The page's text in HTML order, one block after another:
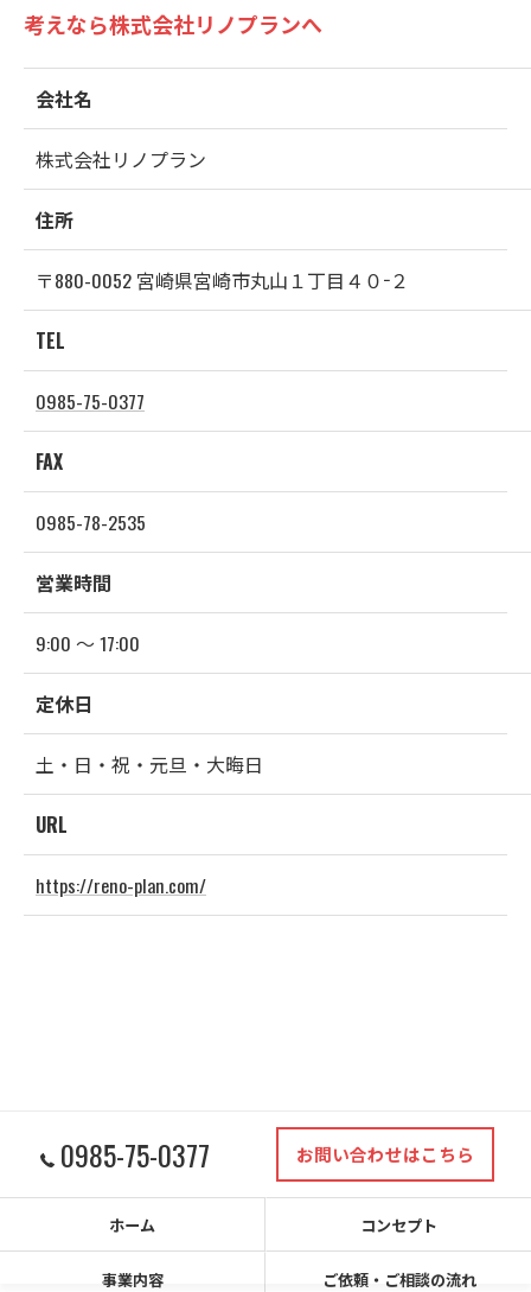
考えなら株式会社リノプランへ
会社名
株式会社リノプラン
住所
〒880-0052 宮崎県宮崎市丸山１丁目４０−２
TEL
0985-75-0377
FAX
0985-78-2535
営業時間
9:00 〜 17:00
定休日
土・日・祝・元旦・大晦日
URL
https://reno-plan.com/
0985-75-0377 お問い合わせはこちら
ホーム コンセプト
事業内容 ご依頼・ご相談の流れ